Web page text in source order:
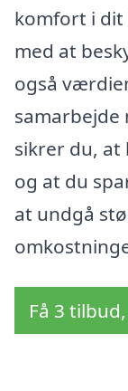
komfort i dit
med at
også
samarbejde
sikrer du,
og at du
at undgå
Få 3